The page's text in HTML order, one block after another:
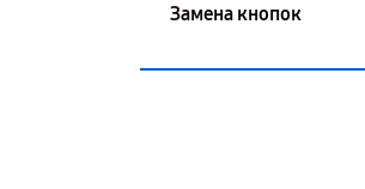
Замена кнопок